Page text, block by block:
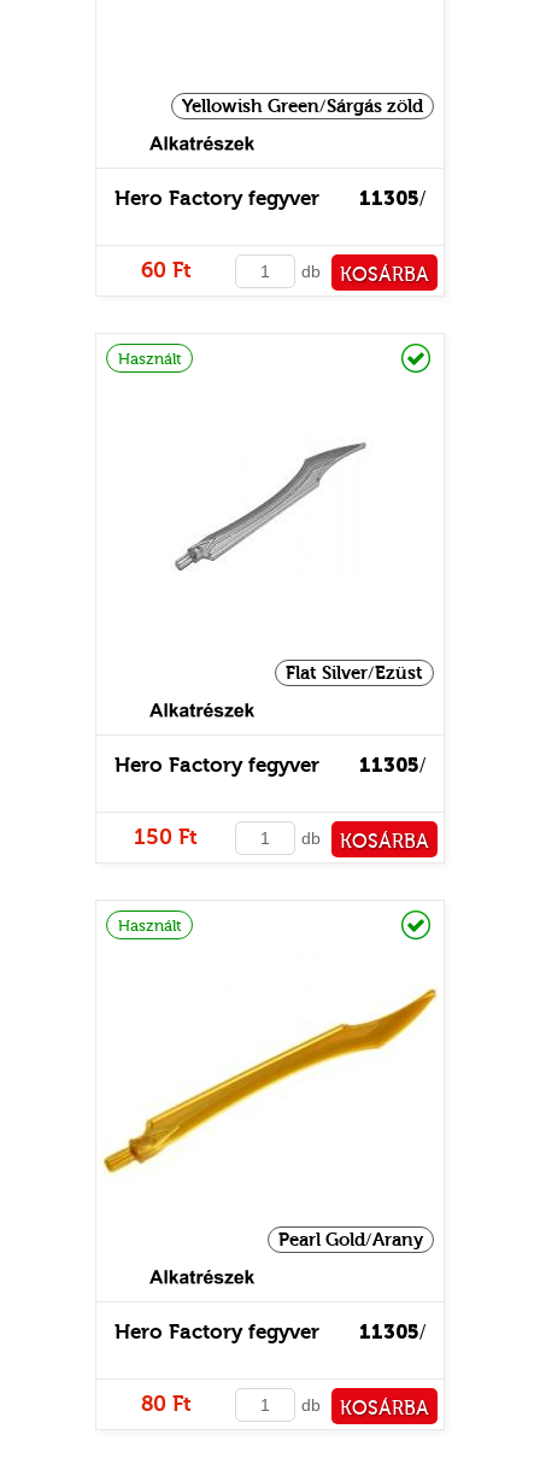
Yellowish Green/Sárgás zöld
11305/
Hero Factory fegyver
60 Ft db KOSÁRBA
Használt
Flat Silver/Ezüst
11305/
Hero Factory fegyver
150 Ft db KOSÁRBA
Használt
Pearl Gold/Arany
11305/
Hero Factory fegyver
80 Ft db KOSÁRBA